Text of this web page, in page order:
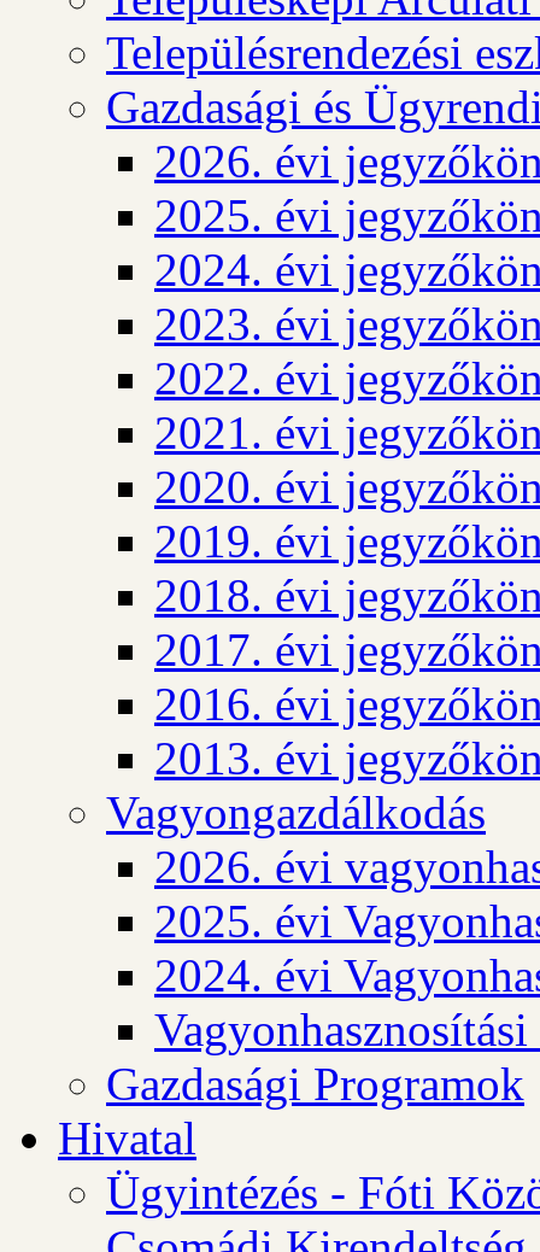
Településrendezési
Gazdasági és
2026. évi
2025. évi
2024. évi
2023. évi
2022. évi
2021. évi
2020. évi
2019. évi
2018. évi
2017. évi
2016. évi
2013. évi
Vagyongazdálkodás
2026. évi
2025. évi
2024. évi
Gazdasági Programok
Hivatal
Ügyintézés - Fóti